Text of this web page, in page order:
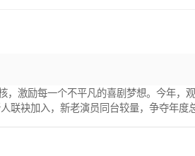
，激励每一个不平凡的喜剧梦想。今年，
联袂加入，新老演员同台较量，争夺年度